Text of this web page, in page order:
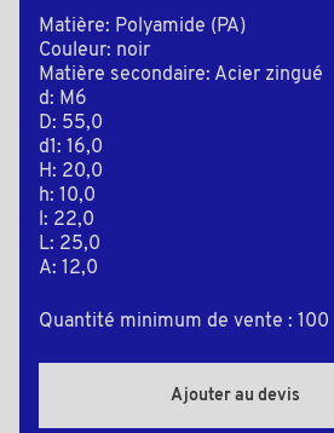
Matière: Polyamide (PA)
Couleur: noir
Matière secondaire: Acier zingué
d: M6
D: 55,0
d1: 16,0
H: 20,0
h: 10,0
l: 22,0
L: 25,0
A: 12,0
Quantité minimum de vente : 100
Ajouter au devis